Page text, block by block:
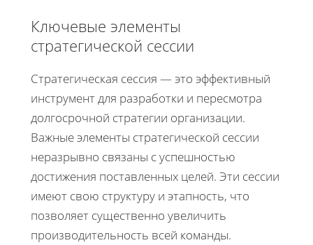
Ключевые элементы
стратегической сессии
Стратегическая сессия — это эффективный
инструмент для разработки и пересмотра
долгосрочной стратегии организации.
Важные элементы стратегической сессии
неразрывно связаны с успешностью
достижения поставленных целей. Эти сессии
имеют свою структуру и этапность, что
позволяет существенно увеличить
производительность всей команды.